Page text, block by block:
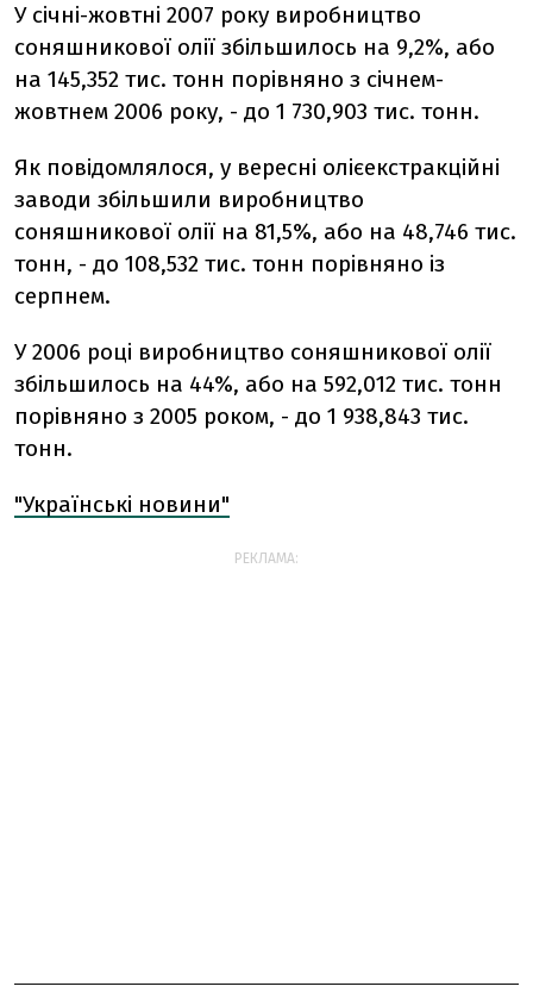
У січні-жовтні 2007 року виробництво
соняшникової олії збільшилось на 9,2%, або
на 145,352 тис. тонн порівняно з січнем-
жовтнем 2006 року, - до 1 730,903 тис. тонн.
Як повідомлялося, у вересні олієекстракційні
заводи збільшили виробництво
соняшникової олії на 81,5%, або на 48,746 тис.
тонн, - до 108,532 тис. тонн порівняно із
серпнем.
У 2006 році виробництво соняшникової олії
збільшилось на 44%, або на 592,012 тис. тонн
порівняно з 2005 роком, - до 1 938,843 тис.
тонн.
"Українські новини"
РЕКЛАМА: